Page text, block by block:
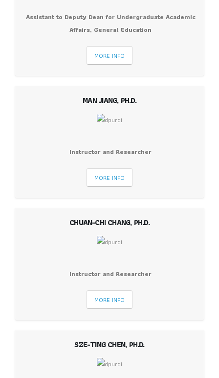
Assistant to Deputy Dean for Undergraduate Academic
Affairs, General Education
MORE INFO
MAN JIANG, PH.D.
Instructor and Researcher
MORE INFO
CHUAN-CHI CHANG, PH.D.
Instructor and Researcher
MORE INFO
SZE-TING CHEN, PH.D.